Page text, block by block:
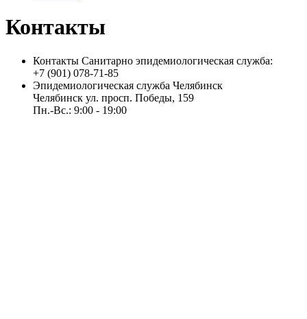
Контакты
Контакты Санитарно эпидемиологическая служба:
+7 (901) 078-71-85
Эпидемиологическая служба Челябинск
Челябинск ул. просп. Победы, 159
Пн.-Вс.: 9:00 - 19:00